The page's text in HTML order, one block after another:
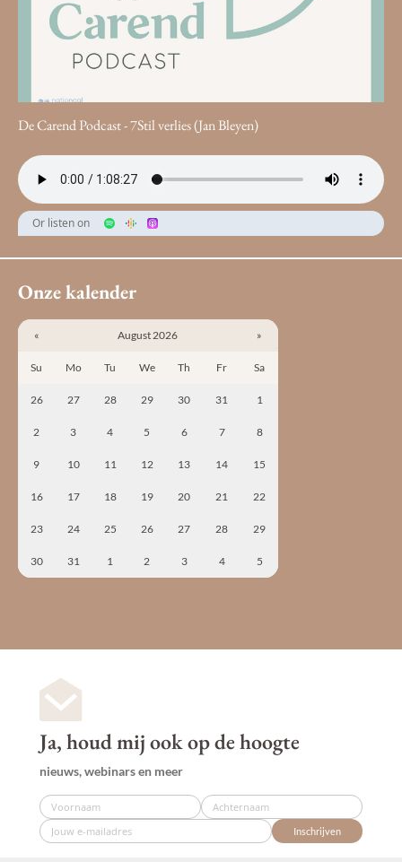
De Carend Podcast - 7Stil verlies (Jan Bleyen)
Or listen on
Onze kalender
« August 2026 »
Su Mo Tu We Th Fr Sa
26 27 28 29 30 31 1
2 3 4 5 6 7 8
9 10 11 12 13 14 15
16 17 18 19 20 21 22
23 24 25 26 27 28 29
30 31 1 2 3 4 5
Ja, houd mij ook op de hoogte
nieuws, webinars en meer
Inschrijven